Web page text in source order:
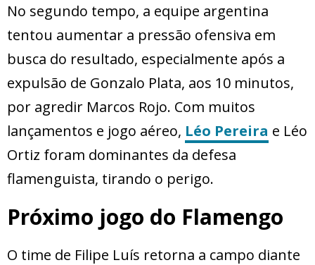
No segundo tempo, a equipe argentina
tentou aumentar a pressão ofensiva em
busca do resultado, especialmente após a
expulsão de Gonzalo Plata, aos 10 minutos,
por agredir Marcos Rojo. Com muitos
lançamentos e jogo aéreo, Léo Pereira e Léo
Ortiz foram dominantes da defesa
flamenguista, tirando o perigo.
Próximo jogo do Flamengo
O time de Filipe Luís retorna a campo diante